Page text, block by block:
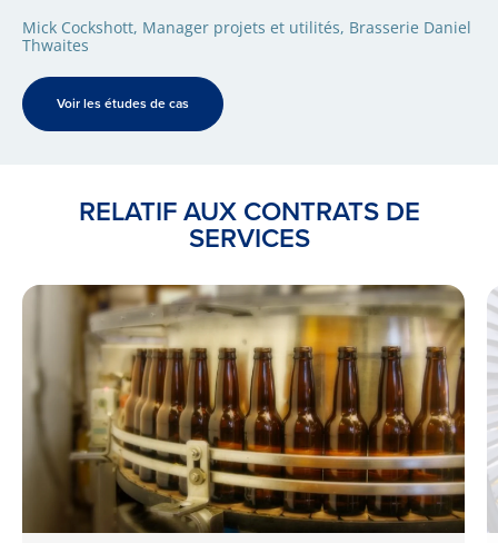
Mick Cockshott, Manager projets et utilités, Brasserie Daniel
Thwaites
Voir les études de cas
RELATIF AUX CONTRATS DE
SERVICES